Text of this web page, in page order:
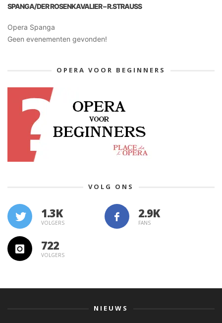
SPANGA/DER ROSENKAVALIER – R.STRAUSS
Opera Spanga
Geen evenementen gevonden!
OPERA VOOR BEGINNERS
VOLG ONS
1.3K
VOLGERS FANS
722
VOLGERS
NIEUWS